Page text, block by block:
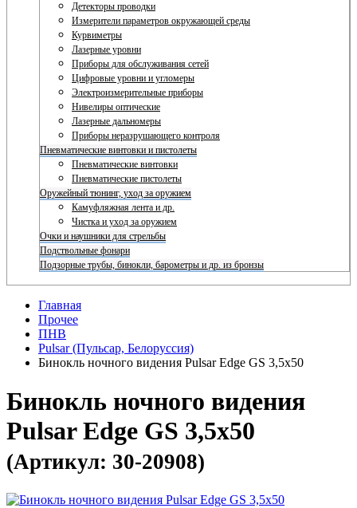
Детекторы проводки
Измерители параметров окружающей среды
Курвиметры
Лазерные уровни
Приборы для обслуживания сетей
Цифровые уровни и угломеры
Электроизмерительные приборы
Нивелиры оптические
Лазерные дальномеры
Приборы неразрушающего контроля
Пневматические винтовки и пистолеты
Пневматические винтовки
Пневматические пистолеты
Оружейный тюнинг, уход за оружием
Камуфляжная лента и др.
Чистка и уход за оружием
Очки и наушники для стрельбы
Подствольные фонари
Подзорные трубы, бинокли, барометры и др. из бронзы
Главная
Прочее
ПНВ
Pulsar (Пульсар, Белоруссия)
Бинокль ночного видения Pulsar Edge GS 3,5x50
Бинокль ночного видения
Pulsar Edge GS 3,5x50
(Артикул: 30-20908)